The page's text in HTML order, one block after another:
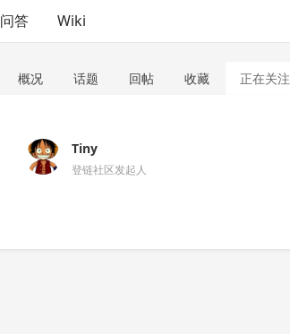
问答 Wiki
概况 话题 回帖 收藏 正在关注
Tiny
登链社区发起人